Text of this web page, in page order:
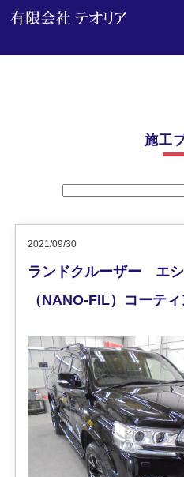
施
2021/09/30
ランドクルーザー エ
（NANO-FIL）コーテ